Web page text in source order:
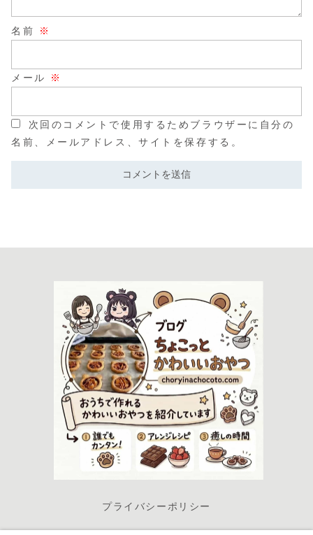
名前 ※
メール ※
次回のコメントで使用するためブラウザーに自分の
名前、メールアドレス、サイトを保存する。
プライバシーポリシー